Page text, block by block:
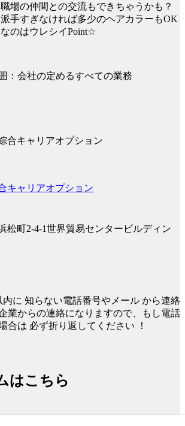
職場の仲間との交流もできちゃうかも？
派手すぎなければ多少のヘアカラーもOK
なのはウレシイPoint☆
：会社の定めるすべての業務
キャリアオプション
松町2-4-1世界貿易センタービルディン
内に 知らない電話番号やメール から連絡
業からの連絡になりますので、もし電話
合は 必ず折り返してください ！
はこちら